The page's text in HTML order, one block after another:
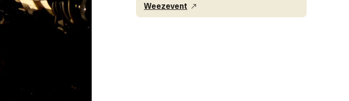
Weezevent